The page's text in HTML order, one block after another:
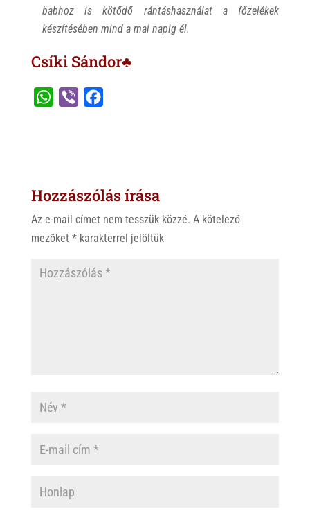
babhoz is kötődő rántáshasználat a főzelékek
készítésében mind a mai napig él.
Csíki Sándor♣
A
p
o
k
Hozzászólás írása
Az e-mail címet nem tesszük közzé. A kötelező
mezőket *karakterrel jelöltük